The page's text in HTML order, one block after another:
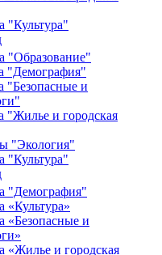
"Культура"
"Образование"
"Демография"
"Безопасные и
"Жилье и городская
"Экология"
"Культура"
"Демография"
«Культура»
«Безопасные и
«Жилье и городская